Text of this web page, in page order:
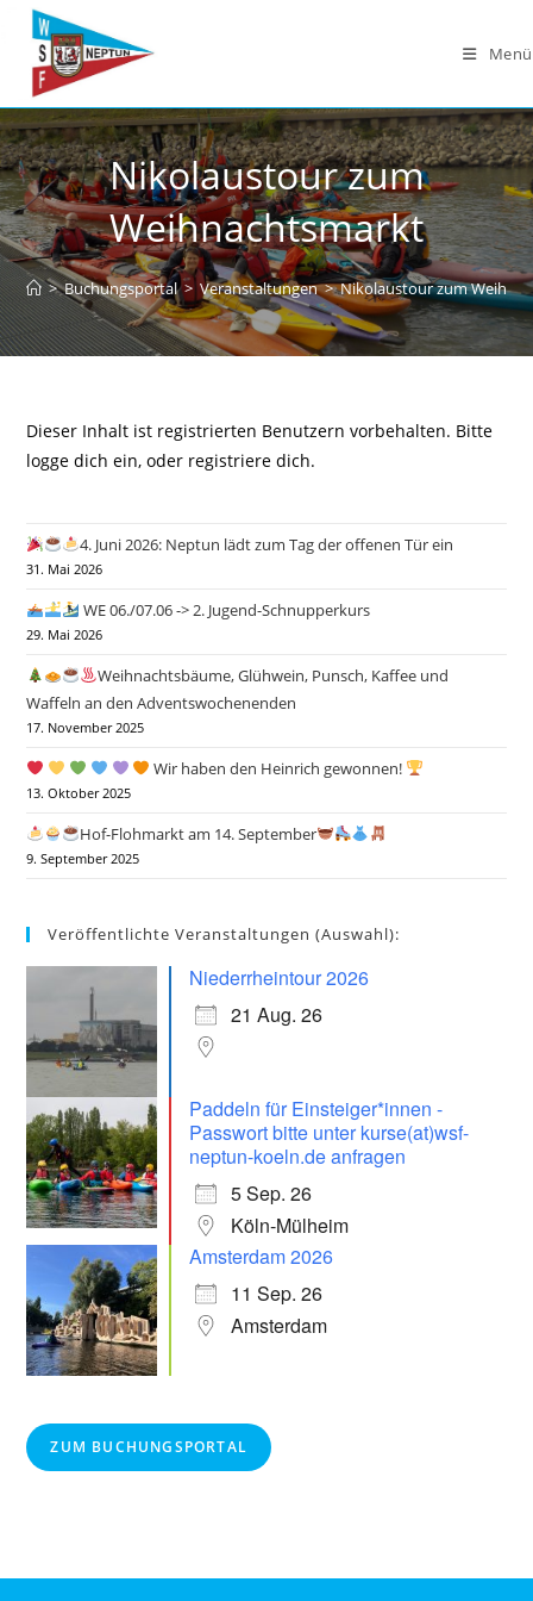
Zum
Inhalt
springen
Menü
Nikolaustour zum
Weihnachtsmarkt
> Buchungsportal > Veranstaltungen > Nikolaustour zum
Dieser Inhalt ist registrierten Benutzern vorbehalten. Bitte
logge dich ein, oder registriere dich.
4. Juni 2026: Neptun lädt zum Tag der offenen Tür ein
31. Mai 2026
WE 06./07.06 -> 2. Jugend-Schnupperkurs
29. Mai 2026
Weihnachtsbäume, Glühwein, Punsch, Kaffee und
Waffeln an den Adventswochenenden
17. November 2025
Wir haben den Heinrich gewonnen!
13. Oktober 2025
Hof-Flohmarkt am 14. September
9. September 2025
Veröffentlichte Veranstaltungen (Auswahl):
Niederrheintour 2026
21 Aug. 26
Paddeln für Einsteiger*innen -
Passwort bitte unter kurse(at)wsf-
neptun-koeln.de anfragen
5 Sep. 26
Köln-Mülheim
Amsterdam 2026
11 Sep. 26
Amsterdam
ZUM BUCHUNGSPORTAL